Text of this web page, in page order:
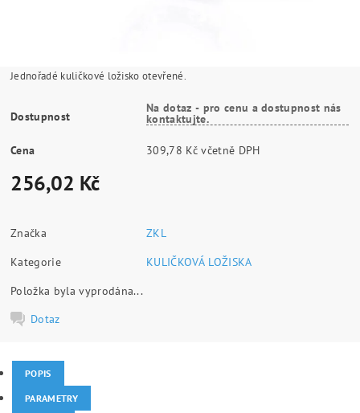
Jednořadé kuličkové ložisko otevřené.
Dostupnost
Na dotaz - pro cenu a dostupnost nás
kontaktujte.
Cena 309,78 Kč včetně DPH
256,02 Kč
Značka
ZKL
Kategorie
KULIČKOVÁ LOŽISKA
Položka byla vyprodána...
Dotaz
POPIS
PARAMETRY